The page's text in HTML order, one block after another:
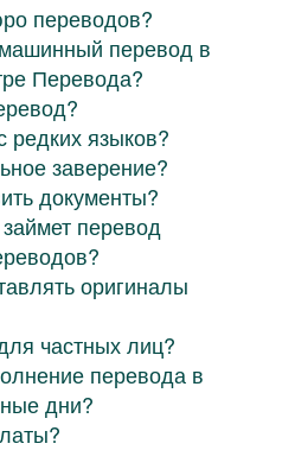
переводов?
перевод в
Перевода?
редких языков?
заверение?
документы?
перевод
оригиналы
частных лиц?
перевода в
дни?